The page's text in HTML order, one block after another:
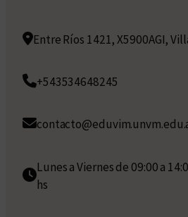
Entre Ríos 1421, X5900AGI,
+543534648245
Lunes a Viernes de 09:00 a
hs